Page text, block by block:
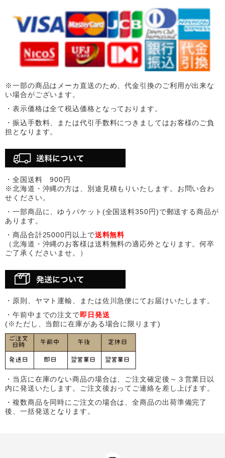
※一部の商品はメーカ直送のため、代金引換のご利用が出来な
い場合がございます。
・表示価格は全て税込価格となっております。
・振込手数料、または代引手数料につきましてはお客様のご負
担となります。
・全国送料 900円
※北海道・沖縄の方は、別途見積もりいたします。お問い合わ
せください。
・一部商品に、ゆうパケット(全国送料350円)で郵送する商品が
あります。
・商品合計25000円以上で送料無料
（北海道・沖縄のお客様は送料無料の適応外となります。何卒
ご了承くださいませ。）
・原則、ヤマト運輸、または佐川急便にてお届けいたします。
・午前中までの注文で即日発送
(※ただし、当館に在庫がある場合に限ります)
・当店に在庫のない商品の場合は、ご注文確定後～３営業日以
内に発送いたします。ご注文後おってご連絡を差し上げます。
・複数商品を同時にご注文の場合は、全商品の出荷準備完了
後、一括発送となります。